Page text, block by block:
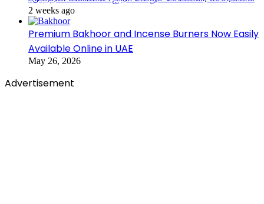
2 weeks ago
Premium Bakhoor and Incense Burners Now Easily
Available Online in UAE
May 26, 2026
Advertisement